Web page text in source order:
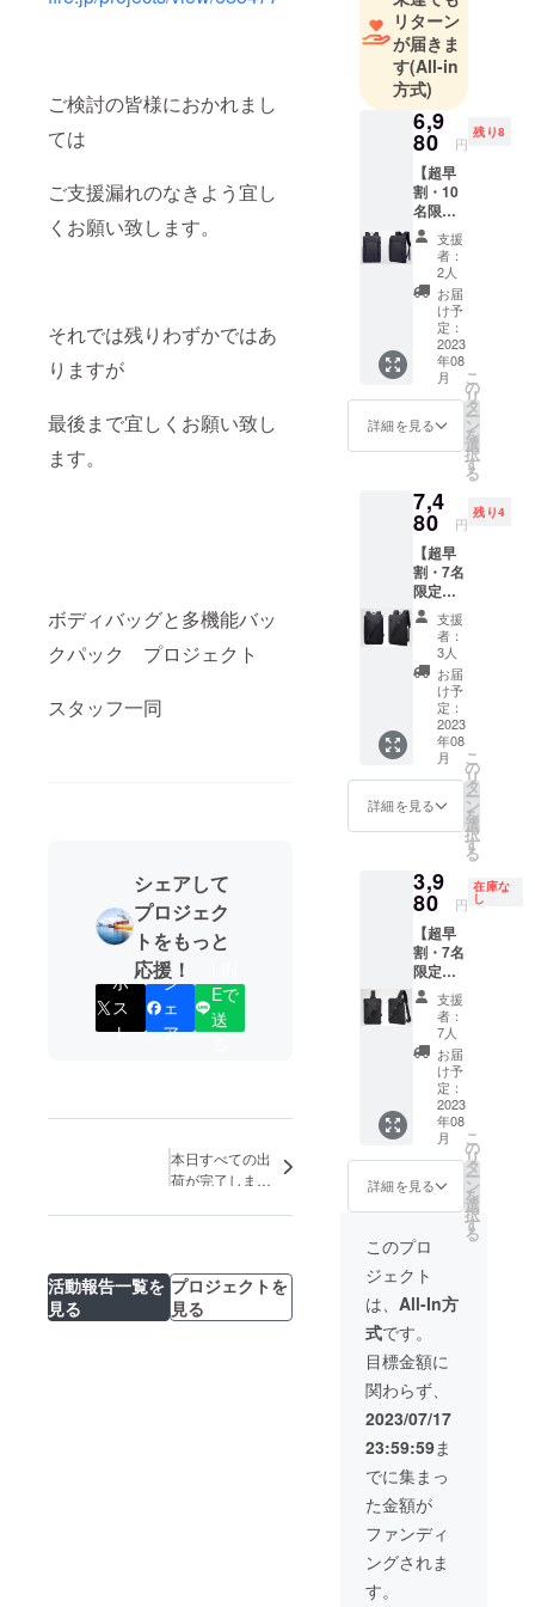
ご検討の皆様におかれまし
ては
ご支援漏れのなきよう宜し
くお願い致します。
それでは残りわずかではあ
りますが
最後まで宜しくお願い致し
ます。
ボディバッグと多機能バッ
クパック プロジェクト
スタッフ一同
シェアして
プロジェク
トをもっと
応援！
ポ
ス
ト
シ
ェ
ア
Eで
送
本日すべての出
荷が完了しまし
活動報告一覧を
見る
プロジェクトを
見る
「日本未上
陸の製品」
にフォーカ
スして、日
常生活のプ
ラスαになる
商品のご提
供をしてお
ります。本
プロジェク
トの商品に
よって、皆
様が快適な
生活を過ご
していただ
けたら幸い
です。みな
さまの熱い
りますよ
う、何卒宜
しくお願い
申し上げま
す。
リターン
が届きま
す(All-in
方式)
6,9
80 円
残り8
【超早
割・10
名限
定・
50％OF
F】２
ジッ
パー
バック
パック×
1個 ＜
特典＞
超早
割・
50%OF
F【定価
円】 ＜
確認事
項＞ プ
ロジェ
クト
ページ
下部
「リス
クと
チャレ
ンジ」
をご覧
くださ
い。
支援
者：
2人
お届
け予
定：
2023
年08
月
詳細を見る
こ
の
リ
タ
ー
ン
を
選
択
す
る
7,4
80 円
残り4
【超早
割・7名
限定・
50％OF
F】１
ジッ
パー
バック
パック
× 1個 ＜
特典＞
超早
割・
50%OF
F【定価
14,980
確認事
項＞ プ
ロジェ
クト
ページ
下部
「リス
クと
チャレ
ンジ」
をご覧
くださ
い。
支援
者：
3人
お届
け予
定：
2023
年08
月
詳細を見る
こ
の
リ
タ
ー
ン
を
選
択
す
る
3,9
80 円
在庫な
し
【超早
割・7名
限定・
50％OF
F】ボ
ディ
バッグ×
1個 ＜
特典＞
超早
割・
50%OF
F【定価
7,980
円】 ＜
確認事
項＞ プ
ロジェ
クト
ページ
下部
「リス
クと
チャレ
ンジ」
をご覧
くださ
い。
支援
者：
7人
お届
け予
定：
2023
年08
月
詳細を見る
こ
の
リ
タ
ー
ン
を
選
択
す
る
このプロ
ジェクト
は、 All-In方
式です。
目標金額に
関わらず、
2023/07/17
23:59:59ま
でに集まっ
た金額が
ファンディ
ングされま
す。